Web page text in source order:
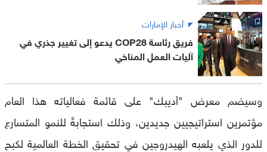
أخبار الإمارات
فريق رئاسة COP28 يدعو إلى تغيير جذري في
آليات العمل المناخي
وسيضم معرض "أديبك" على قائمة فعالياته هذا العام
مؤتمرين استراتيجيين جديدين، وذلك استجابةً للنمو المتسارع
للدور الذي يلعبه الهيدروجين في تحقيق الخطة العالمية لكبح